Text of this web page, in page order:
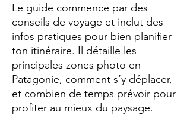
Le guide commence par des
conseils de voyage et inclut des
infos pratiques pour bien planifier
ton itinéraire. Il détaille les
principales zones photo en
Patagonie, comment s’y déplacer,
et combien de temps prévoir pour
profiter au mieux du paysage.